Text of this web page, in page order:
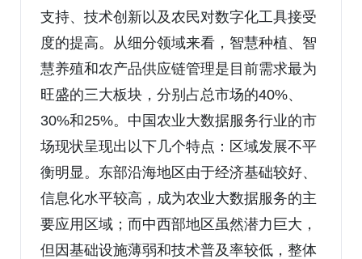
支持、技术创新以及农民对数字化工具接受
度的提高。从细分领域来看，智慧种植、智
慧养殖和农产品供应链管理是目前需求最为
旺盛的三大板块，分别占总市场的40%、
30%和25%。中国农业大数据服务行业的市
场现状呈现出以下几个特点：区域发展不平
衡明显。东部沿海地区由于经济基础较好、
信息化水平较高，成为农业大数据服务的主
要应用区域；而中西部地区虽然潜力巨大，
但因基础设施薄弱和技术普及率较低，整体